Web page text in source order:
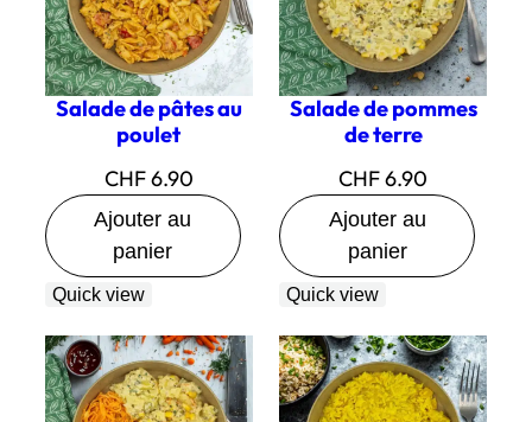
Salade de pâtes au
poulet
CHF6.90
Ajouter au
panier
Quick view
Salade de pommes
de terre
CHF6.90
Ajouter au
panier
Quick view